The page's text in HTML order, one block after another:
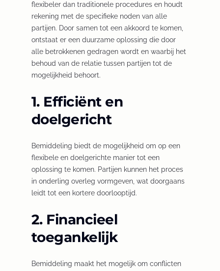
flexibeler dan traditionele procedures en houdt
rekening met de specifieke noden van alle
partijen. Door samen tot een akkoord te komen,
ontstaat er een duurzame oplossing die door
alle betrokkenen gedragen wordt en waarbij het
behoud van de relatie tussen partijen tot de
mogelijkheid behoort.
1. Efficiënt en
doelgericht
Bemiddeling biedt de mogelijkheid om op een
flexibele en doelgerichte manier tot een
oplossing te komen. Partijen kunnen het proces
in onderling overleg vormgeven, wat doorgaans
leidt tot een kortere doorlooptijd.
2. Financieel
toegankelijk
Bemiddeling maakt het mogelijk om conflicten